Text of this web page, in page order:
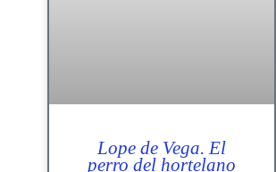
Lope de Vega. El
perro del hortelano